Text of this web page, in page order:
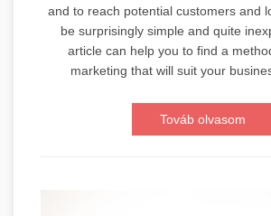
and to reach potential customers and
be surprisingly simple and quite
article can help you to find a
marketing that will suit your
Továb olvasom